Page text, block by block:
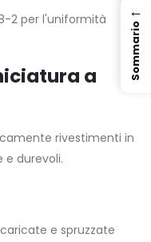
2 per l'uniformità
a
rivestimenti in
durevoli.
e spruzzate
←
Sommario